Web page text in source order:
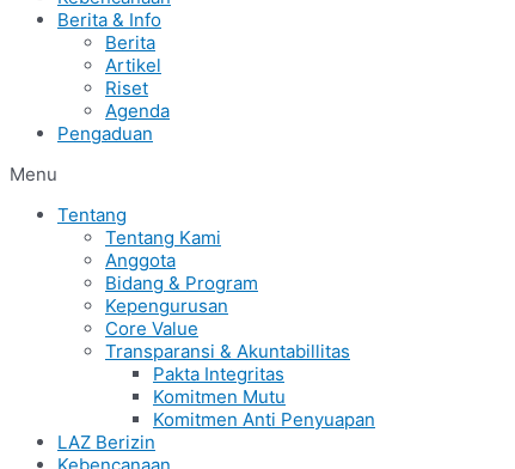
Berita & Info
Berita
Artikel
Riset
Agenda
Pengaduan
Menu
Tentang
Tentang Kami
Anggota
Bidang & Program
Kepengurusan
Core Value
Transparansi & Akuntabillitas
Pakta Integritas
Komitmen Mutu
Komitmen Anti Penyuapan
LAZ Berizin
Kebencanaan